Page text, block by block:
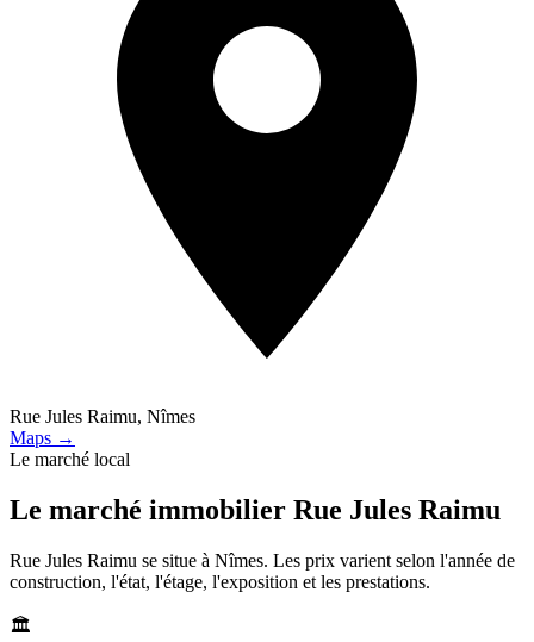
Rue Jules Raimu, Nîmes
Maps →
Le marché local
Le marché immobilier Rue Jules Raimu
Rue Jules Raimu se situe à Nîmes. Les prix varient selon l'année de
construction, l'état, l'étage, l'exposition et les prestations.
🏛️